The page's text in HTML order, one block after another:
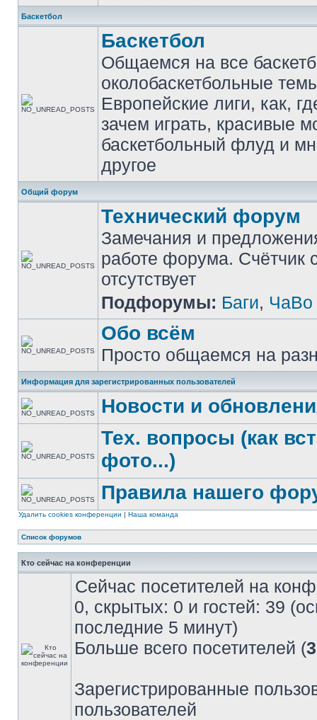
Баскетбол
Баскетбол
Общаемся на все
околобаскетбольные
Европейские лиги, как,
зачем играть, красивые
баскетбольный флуд и
другое
Общий форум
Технический форум
Замечания и
работе форума. Счётчик
отсутствует
Подфорумы: Баги, ЧаВо
Обо всём
Просто общаемся на
Информация для зарегистрированных пользователей
Новости и
Тех. вопросы (как
фото...)
Правила нашего
Удалить cookies конференции | Наша команда
Список форумов
Кто сейчас на конференции
Сейчас посетителей на
0, скрытых: 0 и гостей: 39
последние 5 минут)
Больше всего посетителей (
Зарегистрированные
пользователей